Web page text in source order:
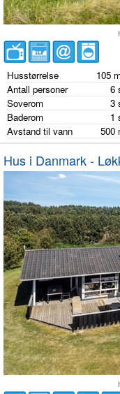
Husstørrelse 105
Antall personer 6
Soverom
3
Baderom
1
Avstand til vann
500
Hus i Danmark -